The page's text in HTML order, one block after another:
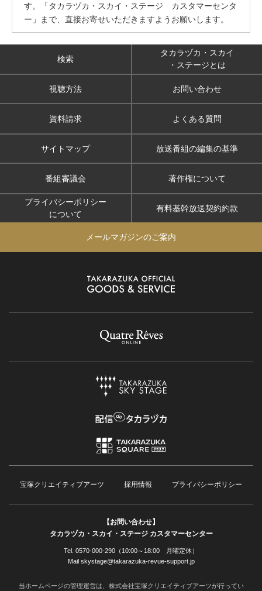
す。「タカラヅカ・スカイ・ステージ カスタマーセンタ
ー」まで、直接お寄せいただきますようお願いします。
検索
タカラヅカ・スカイ
・ステージとは
視聴方法 お問い合わせ
資料請求 よくある質問
サイトマップ 放送番組の編集の基準
番組審議会 著作権について
プライバシーポリシー
について
有料基幹放送契約約款
メールマガジンのご案内
宝塚クリエイティブアーツ 採用情報 プライバシーポリシー
【お問い合わせ】
タカラヅカ・スカイ・ステージ カスタマーセンター
Tel. 0570-000-290（10:00～18:00 月曜定休）
Mail skystage@takarazuka-revue-support.jp
当ホームページの管理運営は、株式会社宝塚クリエイティブアーツが行ってい